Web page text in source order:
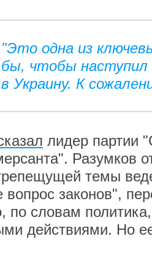
"Это одна из
бы, чтобы наступил
в Украину. К
лидер партии
Разумков
темы
вопрос законов",
по словам
действиями. Но